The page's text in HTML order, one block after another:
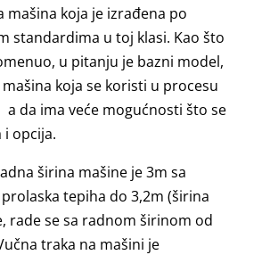
mašina koja je izrađena po
standardima u toj klasi. Kao što
u pitanju je bazni model,
koja se koristi u procesu
da ima veće mogućnosti što se
i opcija.
širina mašine je 3m sa
tepiha do 3,2m (širina
rade se sa radnom širinom od
traka na mašini je